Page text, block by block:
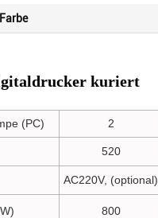
kuriert
(PC) 2
520
AC220V, (optional)
800